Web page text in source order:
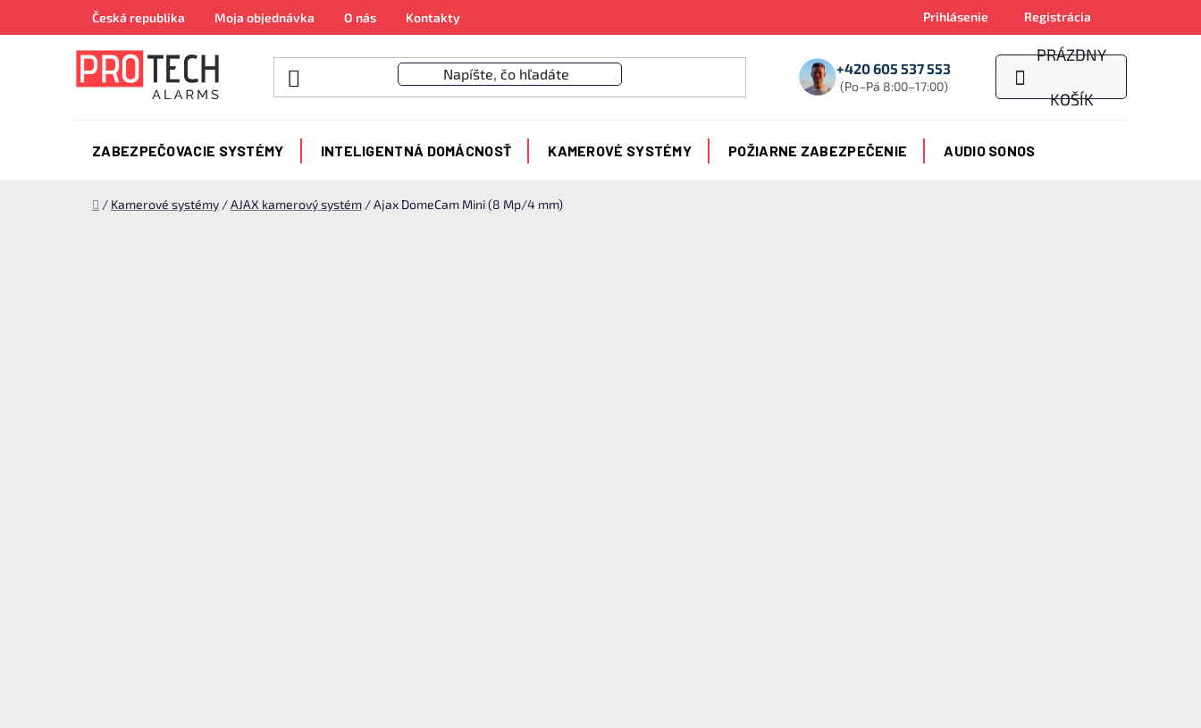
Česká republika Moja objednávka O nás Kontakty Prihlásenie Registrácia
+420 605 537 553
(Po–Pá 8:00–17:00)
NÁKUPNÝ
KOŠÍK
PRÁZDNY
KOŠÍK
ZABEZPEČOVACIE SYSTÉMY INTELIGENTNÁ DOMÁCNOSŤ KAMEROVÉ SYSTÉMY POŽIARNE ZABEZPEČENIE AUDIO SONOS
Domov
/ Kamerové systémy /AJAX kamerový systém /Ajax DomeCam Mini (8 Mp/4 mm)